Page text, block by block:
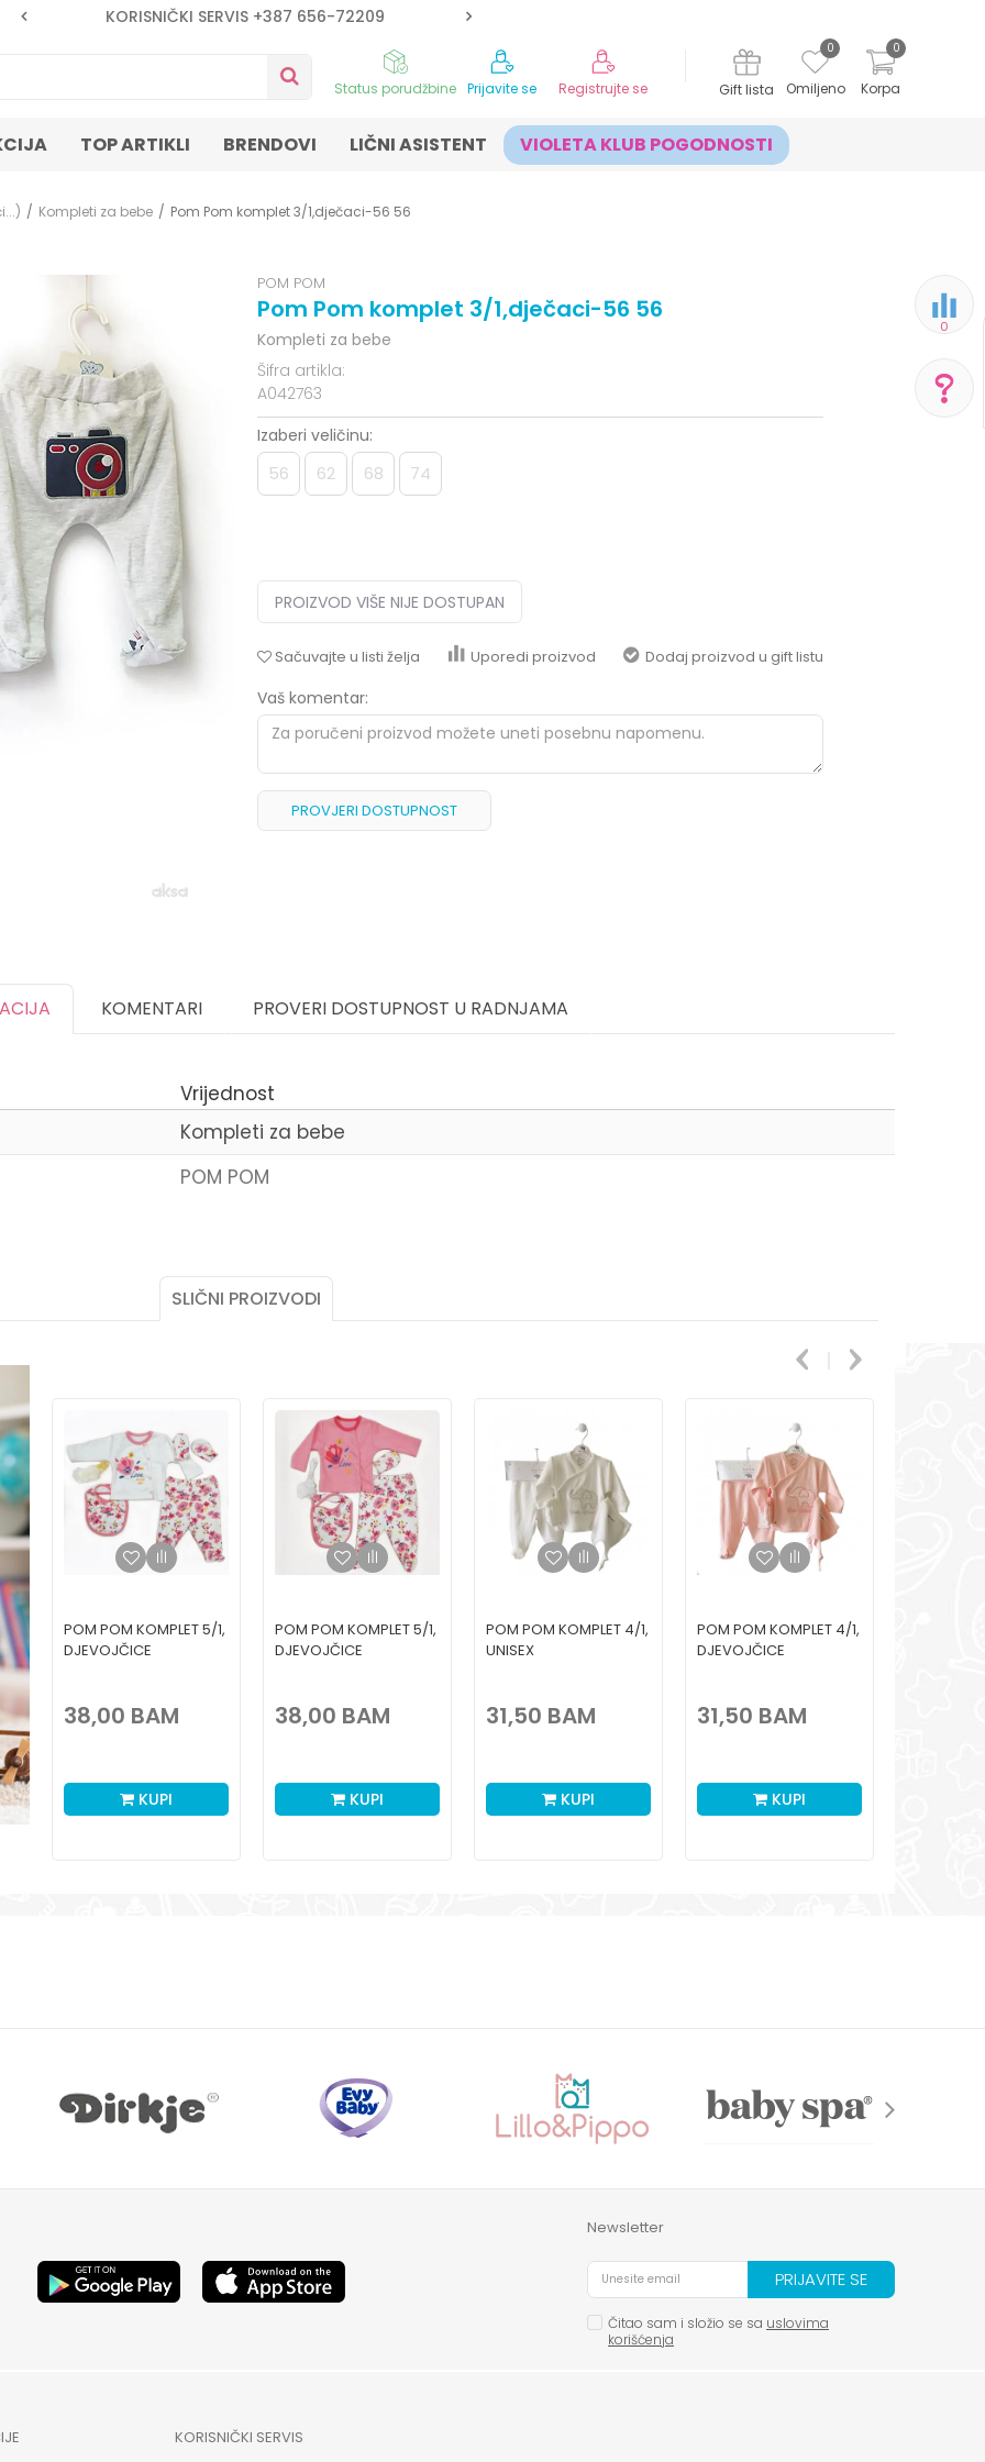
KORISNIČKI SERVIS +387 656-72209
Korpa
0
Omiljeno
0
Gift lista
Prijavite se Registrujte se
Status porudžbine
TOP ARTIKLI BRENDOVI LIČNI ASISTENT VIOLETA KLUB POGODNOSTI
0
Kompleti za bebe Pom Pom komplet 3/1,dječaci-56 56
POM POM
Pom Pom komplet 3/1,dječaci-56 56
Kompleti za bebe
Šifra artikla:
A042763
Izaberi veličinu:
56 62 68 74
PROIZVOD VIŠE NIJE DOSTUPAN
Sačuvajte u listi želja Uporedi proizvod Dodaj proizvod u gift listu
Vaš komentar:
PROVJERI DOSTUPNOST
Pišite nam
KOMENTARI PROVERI DOSTUPNOST U RADNJAMA
Vrijednost
Kompleti za bebe
POM POM
SLIČNI PROIZVODI
POM POM KOMPLET 5/1,
DJEVOJČICE
38,00 BAM
KUPI
POM POM KOMPLET 5/1,
DJEVOJČICE
38,00 BAM
KUPI
POM POM KOMPLET 4/1,
UNISEX
31,50 BAM
KUPI
POM POM KOMPLET 4/1,
DJEVOJČICE
31,50 BAM
KUPI
Newsletter
PRIJAVITE SE
Čitao sam i složio se sa uslovima
korišćenja
KORISNIČKI SERVIS